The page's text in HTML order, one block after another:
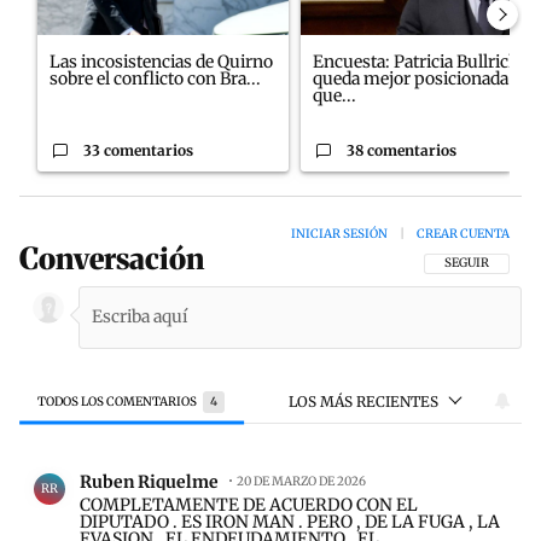
Las incosistencias de Quirno
sobre el conflicto con Bra...
33 comentarios
Encuesta: Patricia Bullrich
queda mejor posicionada
que...
38 comentarios
Conversación SIGA ESTA
SEGUIR
INICIAR SESIÓN CREAR CUENTA
TODOS LOS COMENTARIOS 4 LOS MÁS RECIENTES
Todos los comentarios
RR Ruben Riquelme 20 DE MARZO DE 2026
COMPLETAMENTE DE ACUERDO CON EL
DIPUTADO . ES IRON MAN . PERO , DE LA FUGA , LA